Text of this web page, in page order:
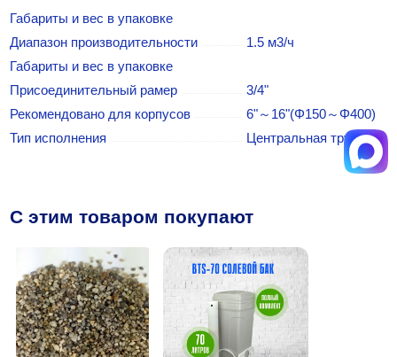
Габариты и вес в упаковке
Диапазон производительности
1.5 м3/ч
Габариты и вес в упаковке
Присоединительный рамер
3/4"
Рекомендовано для корпусов
6"～16"(Φ150～Φ400)
Тип исполнения
Центральная трубка
C этим товаром покупают